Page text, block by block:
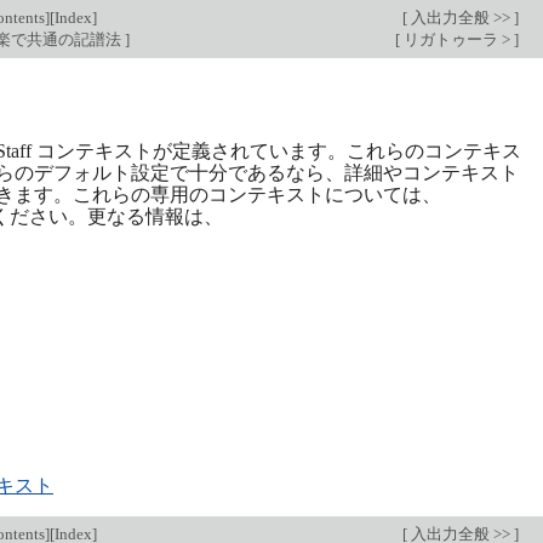
][Index] [ 入出力全般 >> ]
で共通の記譜法 ] [ リガトゥーラ > ]
コンテキストが定義されています。これらのコンテキス
デフォルト設定で十分であるなら、詳細やコンテキスト
す。これらの専用のコンテキストについては、
ださい。更なる情報は、
スト
][Index] [ 入出力全般 >> ]